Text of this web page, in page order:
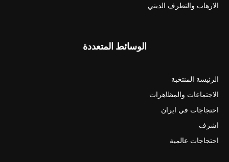
الارهاب والتطرف الديني
الوسائط المتعددة
الرئيسة المنتخبة
الاجتماعات والمظاهرات
احتجاجات في ايران
اشرف
احتجاجات عالمية